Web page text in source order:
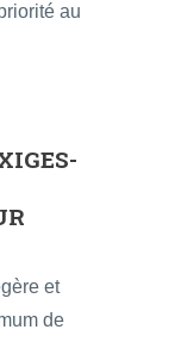
au
et
de